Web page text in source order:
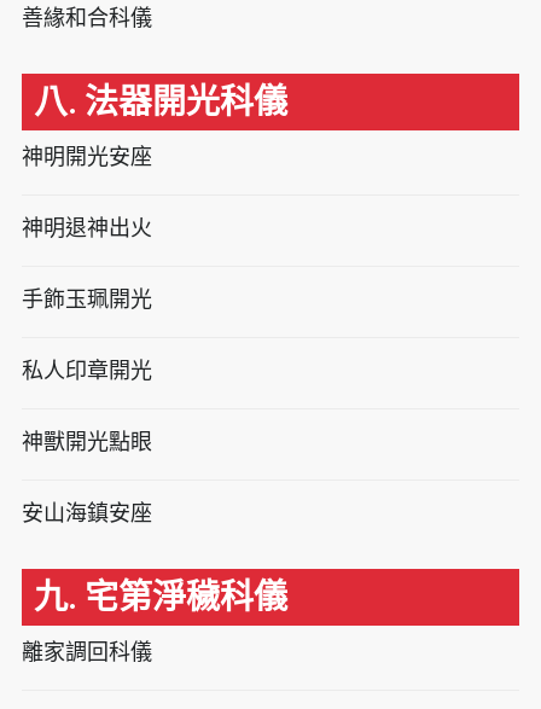
善緣和合科儀
八. 法器開光科儀
神明開光安座
神明退神出火
手飾玉珮開光
私人印章開光
神獸開光點眼
安山海鎮安座
九. 宅第淨穢科儀
離家調回科儀